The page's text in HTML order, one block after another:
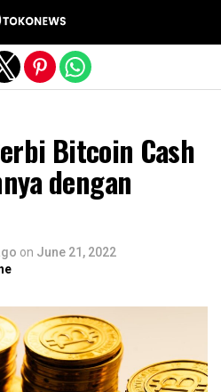
Bitcoin Cash
dengan
on June 21, 2022
version